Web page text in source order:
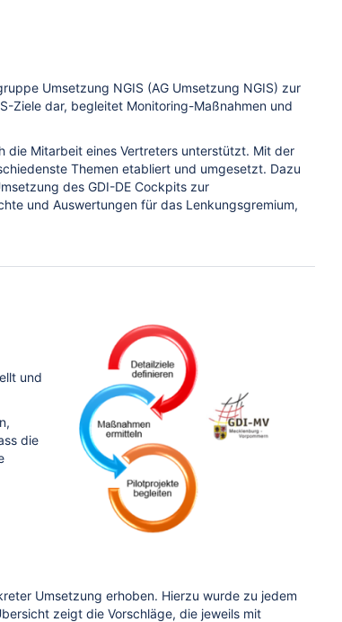
Umsetzung NGIS (AG Umsetzung NGIS) zur
Ziele dar, begleitet Monitoring-Maßnahmen und
die Mitarbeit eines Vertreters unterstützt. Mit der
Themen etabliert und umgesetzt. Dazu
des GDI-DE Cockpits zur
und Auswertungen für das Lenkungsgremium,
und
die
Umsetzung erhoben. Hierzu wurde zu jedem
zeigt die Vorschläge, die jeweils mit